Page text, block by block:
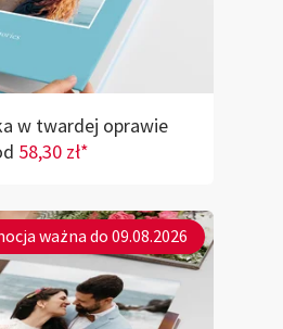
w twardej oprawie
58,30 zł*
ważna do 09.08.2026